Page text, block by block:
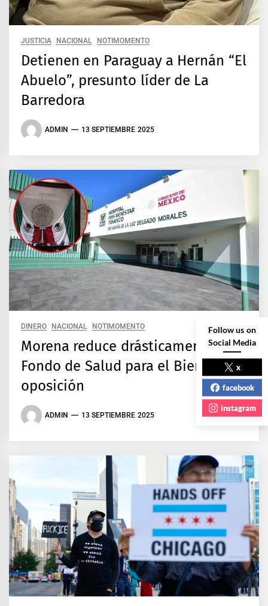
JUSTICIA NACIONAL NOTIMOMENTO
Detienen en Paraguay a Hernán “El
Abuelo”, presunto líder de La
Barredora
ADMIN 13 SEPTIEMBRE 2025
DINERO NACIONAL NOTIMOMENTO
Morena reduce drásticamente
Fondo de Salud para el Bienestar:
oposición
ADMIN 13 SEPTIEMBRE 2025
Follow us on
Social Media
x
facebook
instagram